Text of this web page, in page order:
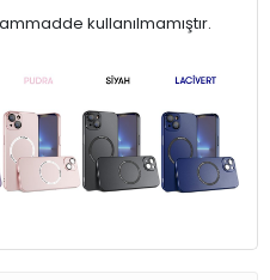
kullanılmamıştır.